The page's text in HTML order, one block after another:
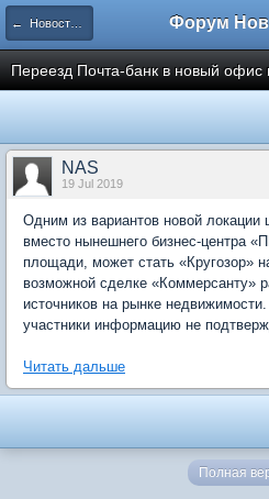
← Новости рынка недвижимости
Переезд Почта-банк в новый офис
NAS
19 Jul 2019
Одним из вариантов новой локации
вместо нынешнего бизнес-центра
площади, может стать «Кругозор»
возможной сделке «Коммерсанту»
источников на рынке
участники информацию не
Читать дальше
Полная